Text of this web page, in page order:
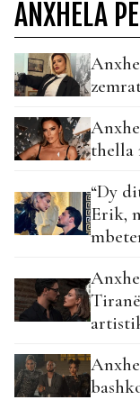
ANXHELA
thella
“Dy
Erik,